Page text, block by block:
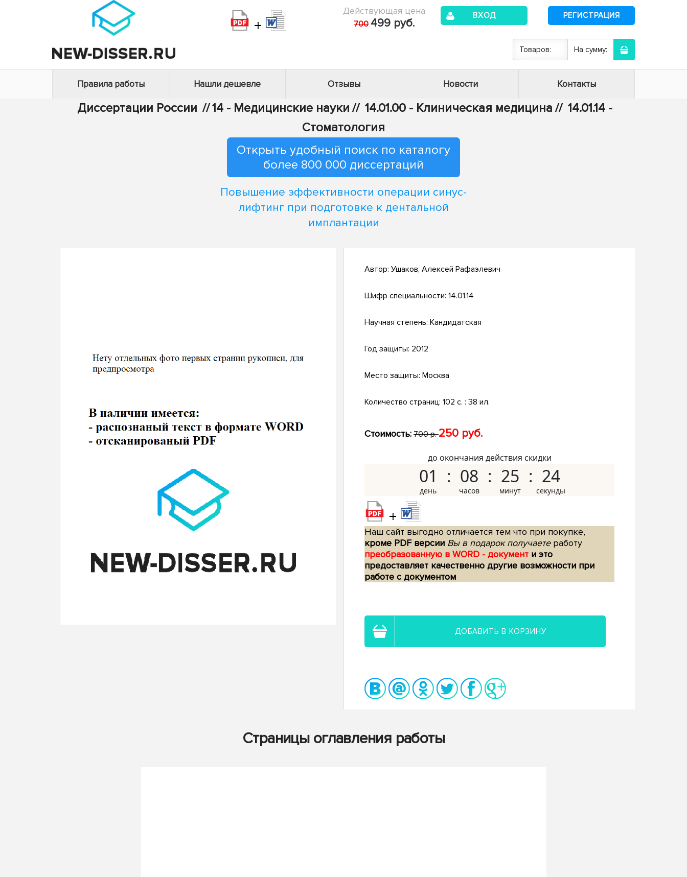
+
Действующая цена
700 499 руб.
ВХОД РЕГИСТРАЦИЯ
Товаров: На сумму:
Правила работы Нашли дешевле Отзывы Новости Контакты
Диссертации России //14 - Медицинские науки // 14.01.00 - Клиническая медицина // 14.01.14 -
Стоматология
Открыть удобный поиск по каталогу
более 800 000 диссертаций
Повышение эффективности операции синус-
лифтинг при подготовке к дентальной
имплантации
Автор: Ушаков, Алексей Рафаэлевич
Шифр специальности: 14.01.14
Научная степень: Кандидатская
Год защиты: 2012
Место защиты: Москва
Количество страниц: 102 с. : 38 ил.
Стоимость: 700 р.250 руб.
до окончания действия скидки
01 08 25 23
+
Наш сайт выгодно отличается тем что при покупке,
кроме PDF версии Вы в подарок получаетеработу
преобразованную в WORD - документ и это
предоставляет качественно другие возможности при
работе с документом
ДОБАВИТЬ В КОРЗИНУ
Страницы оглавления работы